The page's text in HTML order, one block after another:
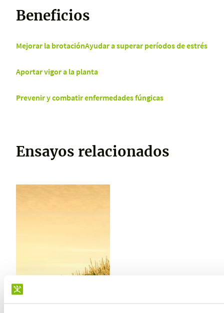
Beneficios
Mejorar la brotaciónAyudar a superar períodos de estrés
Aportar vigor a la planta
Prevenir y combatir enfermedades fúngicas
Ensayos relacionados